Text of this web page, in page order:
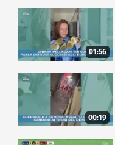
01:56
00:19